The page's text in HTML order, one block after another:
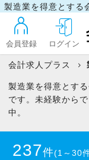
会員登録 ログイン
会計求人プラス
製造業を得意とす
です。未経験から
中。
237件(1～30